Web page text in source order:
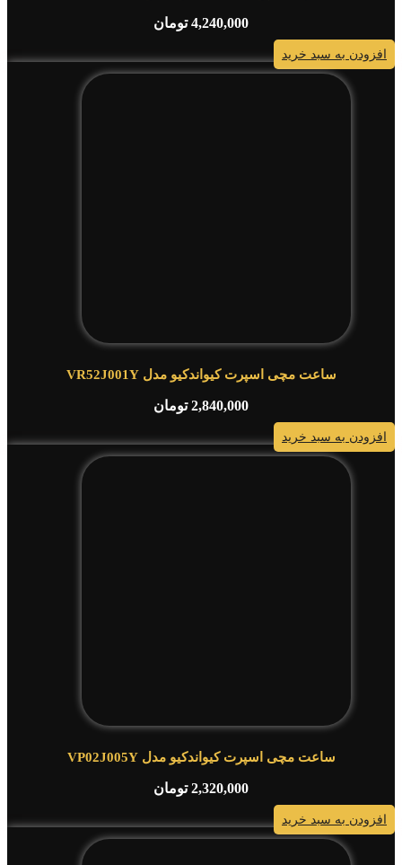
4,240,000 تومان
افزودن به سبد خرید
ساعت مچی اسپرت کیواندکیو مدل VR52J001Y
2,840,000 تومان
افزودن به سبد خرید
ساعت مچی اسپرت کیواندکیو مدل VP02J005Y
2,320,000 تومان
افزودن به سبد خرید